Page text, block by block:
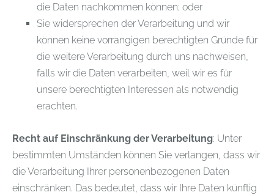
die Daten nachkommen können; oder
Sie widersprechen der Verarbeitung und wir
können keine vorrangigen berechtigten Gründe für
die weitere Verarbeitung durch uns nachweisen,
falls wir die Daten verarbeiten, weil wir es für
unsere berechtigten Interessen als notwendig
erachten.
Recht auf Einschränkung der Verarbeitung: Unter
bestimmten Umständen können Sie verlangen, dass wir
die Verarbeitung Ihrer personenbezogenen Daten
einschränken. Das bedeutet, dass wir Ihre Daten künftig